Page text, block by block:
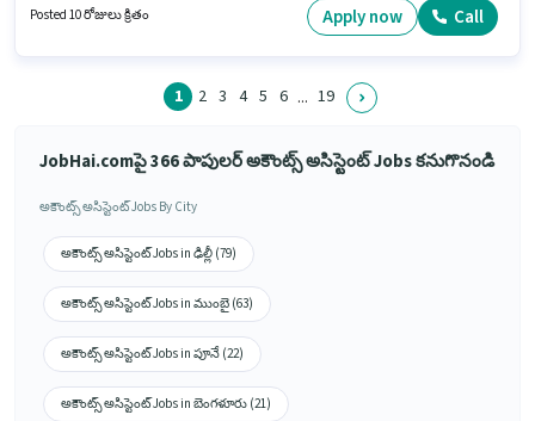
విభాగంలో అకౌంట్స్ అసిస్టెంట్ ఉద్యోగానికి క్రియాశీలకంగా నియామకం జరుగుతోంది. ఈ
ఉద్యోగం 2 - 6+ ఏళ్లు సంవత్సరాల అనుభవం ఉన్న వారికి కోసం, నెల జీతం ₹40000
Posted 10 రోజులు క్రితం Apply now Call
1 2 3 4 5 6 ... 19
JobHai.comపై 366 పాపులర్ అకౌంట్స్ అసిస్టెంట్ Jobs కనుగొనండి
అకౌంట్స్ అసిస్టెంట్ Jobs By City
అకౌంట్స్ అసిస్టెంట్ Jobs in ఢిల్లీ (79)
అకౌంట్స్ అసిస్టెంట్ Jobs in ముంబై (63)
అకౌంట్స్ అసిస్టెంట్ Jobs in పూనే (22)
అకౌంట్స్ అసిస్టెంట్ Jobs in బెంగళూరు (21)